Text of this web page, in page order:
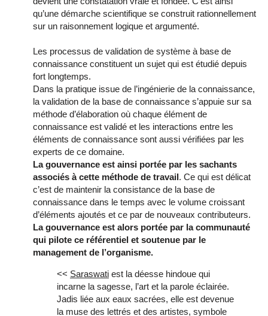
qu’une démarche scientifique se construit rationnellement
sur un raisonnement logique et argumenté.
Les processus de validation de système à base de
connaissance constituent un sujet qui est étudié depuis
fort longtemps.
Dans la pratique issue de l’ingénierie de la connaissance,
la validation de la base de connaissance s’appuie sur sa
méthode d’élaboration où chaque élément de
connaissance est validé et les interactions entre les
éléments de connaissance sont aussi vérifiées par les
experts de ce domaine.
La gouvernance est ainsi portée par les sachants
associés à cette méthode de travail. Ce qui est délicat
c’est de maintenir la consistance de la base de
connaissance dans le temps avec le volume croissant
d’éléments ajoutés et ce par de nouveaux contributeurs.
La gouvernance est alors portée par la communauté
qui pilote ce référentiel et soutenue par le
management de l’organisme.
<< Saraswati est la déesse hindoue qui
incarne la sagesse, l’art et la parole éclairée.
Jadis liée aux eaux sacrées, elle est devenue
la muse des lettrés et des artistes, symbole